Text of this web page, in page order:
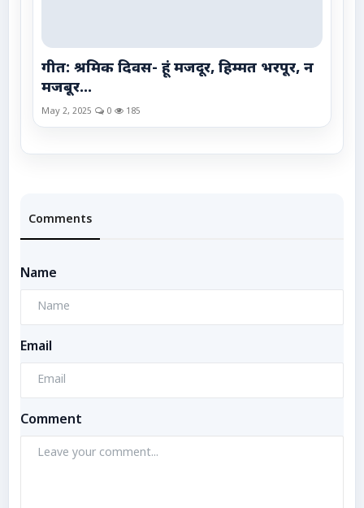
गीत: श्रमिक दिवस- हूं मजदूर, हिम्मत भरपूर, न
मजबूर...
May 2, 2025 0 185
Comments
Name
Email
Comment